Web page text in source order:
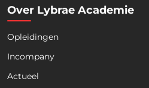
Over Lybrae Academie
Opleidingen
Incompany
Actueel
maanden